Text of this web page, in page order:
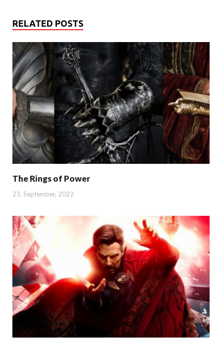
RELATED POSTS
The Rings of Power
23. September, 2022